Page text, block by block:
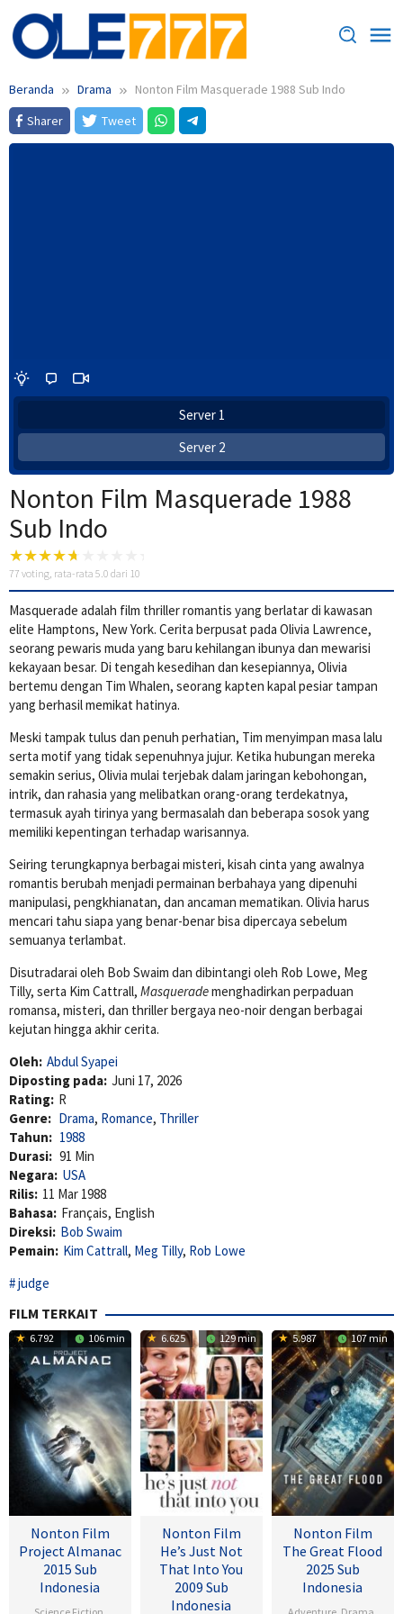
Loncat
ke
konten
Beranda Drama
Nonton Film Masquerade 1988 Sub Indo
Sharer
Tweet
Server 1
Server 2
Nonton Film Masquerade 1988
Sub Indo
77 voting, rata-rata 5.0 dari 10
Masquerade adalah film thriller romantis yang berlatar di kawasan
elite Hamptons, New York. Cerita berpusat pada Olivia Lawrence,
seorang pewaris muda yang baru kehilangan ibunya dan mewarisi
kekayaan besar. Di tengah kesedihan dan kesepiannya, Olivia
bertemu dengan Tim Whalen, seorang kapten kapal pesiar tampan
yang berhasil memikat hatinya.
Meski tampak tulus dan penuh perhatian, Tim menyimpan masa lalu
serta motif yang tidak sepenuhnya jujur. Ketika hubungan mereka
semakin serius, Olivia mulai terjebak dalam jaringan kebohongan,
intrik, dan rahasia yang melibatkan orang-orang terdekatnya,
termasuk ayah tirinya yang bermasalah dan beberapa sosok yang
memiliki kepentingan terhadap warisannya.
Seiring terungkapnya berbagai misteri, kisah cinta yang awalnya
romantis berubah menjadi permainan berbahaya yang dipenuhi
manipulasi, pengkhianatan, dan ancaman mematikan. Olivia harus
mencari tahu siapa yang benar-benar bisa dipercaya sebelum
semuanya terlambat.
Disutradarai oleh Bob Swaim dan dibintangi oleh Rob Lowe, Meg
Tilly, serta Kim Cattrall, Masquerademenghadirkan perpaduan
romansa, misteri, dan thriller bergaya neo-noir dengan berbagai
kejutan hingga akhir cerita.
Oleh: Abdul Syapei
Diposting pada: Juni 17, 2026
Rating: R
Genre: Drama, Romance, Thriller
Tahun: 1988
Durasi: 91 Min
Negara: USA
Rilis: 11 Mar 1988
Bahasa: Français, English
Direksi: Bob Swaim
Pemain: Kim Cattrall, Meg Tilly, Rob Lowe
judge
FILM TERKAIT
6.792 106 min
Nonton Film
Project Almanac
2015 Sub
Indonesia
6.625 129 min
Nonton Film
He’s Just Not
That Into You
2009 Sub
Indonesia
5.987 107 min
Nonton Film
The Great Flood
2025 Sub
Indonesia